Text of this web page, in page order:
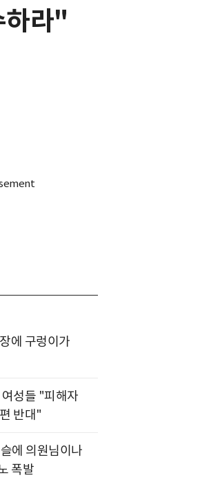
하라"
에 구렁이가
성들 "피해자
반대"
에 의원님이나
폭발